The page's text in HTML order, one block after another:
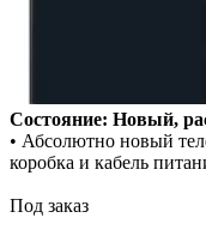
Состояние: Новый,
• Абсолютно новый
коробка и кабель
Под заказ